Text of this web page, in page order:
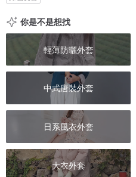
你是不是想找
輕薄防曬外套
中式唐裝外套
日系風衣外套
大衣外套